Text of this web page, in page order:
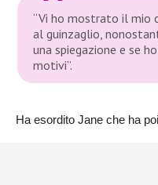
“Vi ho mostrato il mio
al guinzaglio,
una spiegazione e se
motivi”.
Ha esordito Jane che ha